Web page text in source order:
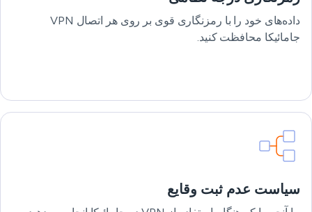
داده‌های خود را با رمزنگاری قوی بر روی هر اتصال VPN
جامائیکا محافظت کنید.
سیاست عدم ثبت وقایع